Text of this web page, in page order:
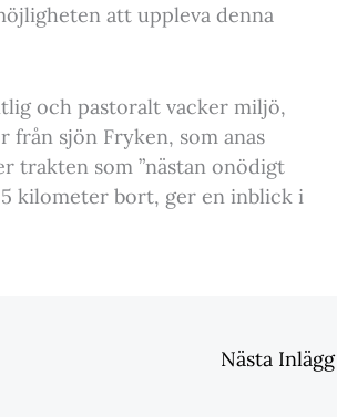
att uppleva denna
och pastoralt vacker miljö,
sjön Fryken, som anas
trakten som ”nästan onödigt
kilometer bort, ger en inblick i
Nästa Inlägg